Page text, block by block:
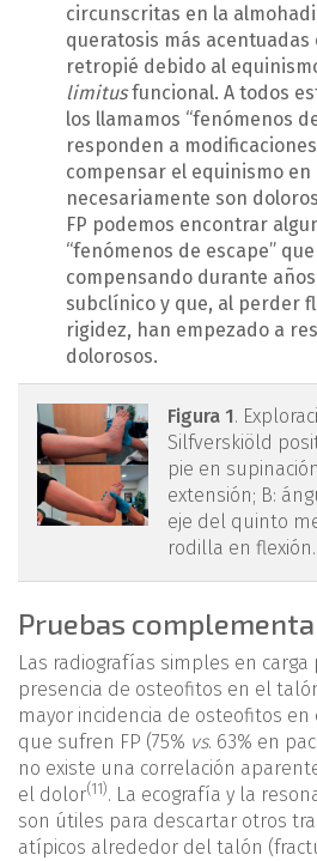
circunscritas en la
queratosis más
retropié debido al
limitusfuncional. A todos
los llamamos “fenómenos
responden a
compensar el equinismo en
necesariamente son
FP podemos encontrar
“fenómenos de escape”
compensando durante
subclínico y que, al perder
rigidez, han empezado a
dolorosos.
figura1.png
Figura 1.
Silfverskiöld
pie en
extensión; B:
eje del quinto
rodilla en flexión.
Pruebas
Las radiografías simples en
presencia de osteofitos en el
mayor incidencia de osteofitos
que sufren FP (75% vs. 63% en
no existe una correlación
el dolor(11). La ecografía y la
son útiles para descartar otros
atípicos alrededor del talón